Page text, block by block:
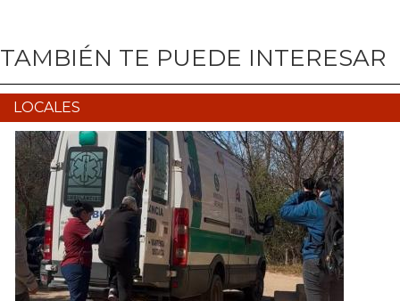
TAMBIÉN TE PUEDE INTERESAR
LOCALES